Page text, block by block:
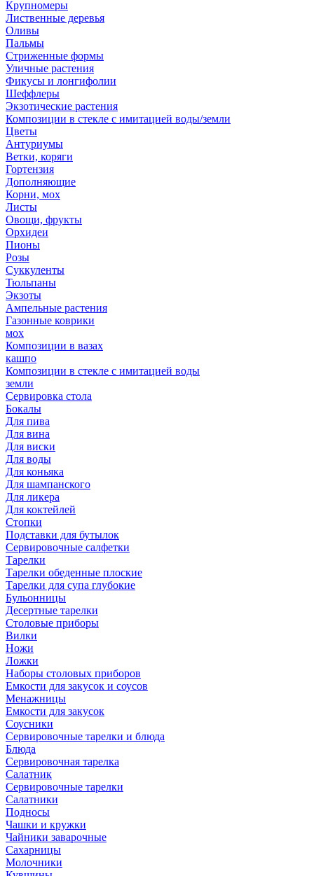
Крупномеры
Лиственные деревья
Оливы
Пальмы
Стриженные формы
Уличные растения
Фикусы и лонгифолии
Шеффлеры
Экзотические растения
Композиции в стекле с имитацией воды/земли
Цветы
Антуриумы
Ветки, коряги
Гортензия
Дополняющие
Корни, мох
Листы
Овощи, фрукты
Орхидеи
Пионы
Розы
Суккуленты
Тюльпаны
Экзоты
Ампельные растения
Газонные коврики
мох
Композиции в вазах
кашпо
Композиции в стекле с имитацией воды
земли
Сервировка стола
Бокалы
Для пива
Для вина
Для виски
Для воды
Для коньяка
Для шампанского
Для ликера
Для коктейлей
Стопки
Подставки для бутылок
Сервировочные салфетки
Тарелки
Тарелки обеденные плоские
Тарелки для супа глубокие
Бульонницы
Десертные тарелки
Столовые приборы
Вилки
Ножи
Ложки
Наборы столовых приборов
Емкости для закусок и соусов
Менажницы
Емкости для закусок
Соусники
Сервировочные тарелки и блюда
Блюда
Сервировочная тарелка
Салатник
Сервировочные тарелки
Салатники
Подносы
Чашки и кружки
Чайники заварочные
Сахарницы
Молочники